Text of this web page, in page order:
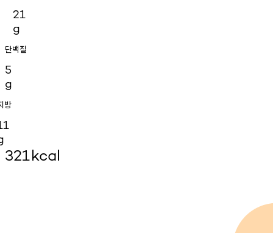
21
g
단백질
5
g
방
321kcal